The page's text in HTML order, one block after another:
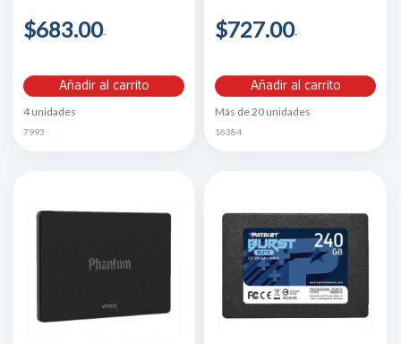
$683.00
Añadir al carrito
4 unidades
7993
$727.00
Añadir al carrito
Más de 20 unidades
16384